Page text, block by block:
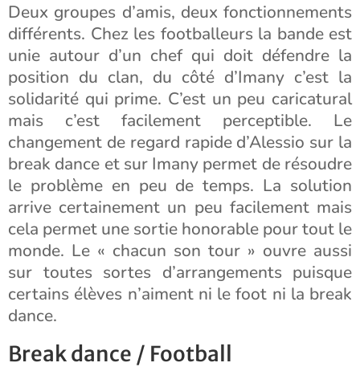
Deux groupes d’amis, deux fonctionnements
différents. Chez les footballeurs la bande est
unie autour d’un chef qui doit défendre la
position du clan, du côté d’Imany c’est la
solidarité qui prime. C’est un peu caricatural
mais c’est facilement perceptible. Le
changement de regard rapide d’Alessio sur la
break dance et sur Imany permet de résoudre
le problème en peu de temps. La solution
arrive certainement un peu facilement mais
cela permet une sortie honorable pour tout le
monde. Le « chacun son tour » ouvre aussi
sur toutes sortes d’arrangements puisque
certains élèves n’aiment ni le foot ni la break
dance.
Break dance / Football